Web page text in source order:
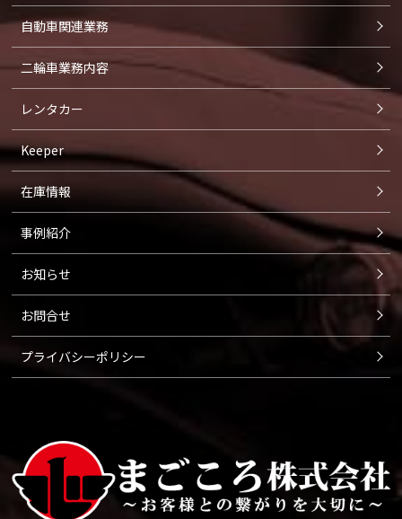
自動車関連業務
二輪車業務内容
レンタカー
Keeper
在庫情報
事例紹介
お知らせ
お問合せ
プライバシーポリシー